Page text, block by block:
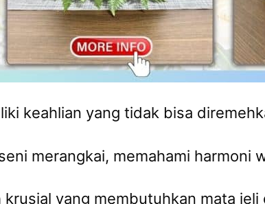
keahlian yang tidak bisa
merangkai, memahami harmoni
yang membutuhkan mata